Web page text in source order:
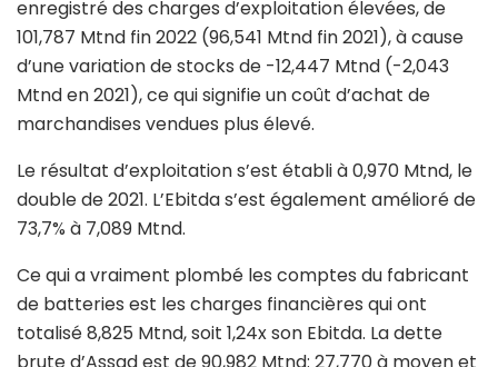
enregistré des charges d’exploitation élevées, de
101,787 Mtnd fin 2022 (96,541 Mtnd fin 2021), à cause
d’une variation de stocks de -12,447 Mtnd (-2,043
Mtnd en 2021), ce qui signifie un coût d’achat de
marchandises vendues plus élevé.
Le résultat d’exploitation s’est établi à 0,970 Mtnd, le
double de 2021. L’Ebitda s’est également amélioré de
73,7% à 7,089 Mtnd.
Ce qui a vraiment plombé les comptes du fabricant
de batteries est les charges financières qui ont
totalisé 8,825 Mtnd, soit 1,24x son Ebitda. La dette